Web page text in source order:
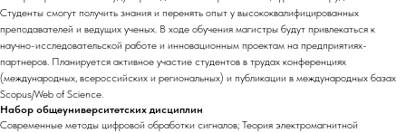
Студенты смогут получить знания и перенять опыт у высококвалифицированных
преподавателей и ведущих ученых. В ходе обучения магистры будут привлекаться к
научно-исследовательской работе и инновационным проектам на предприятиях-
партнеров. Планируется активное участие студентов в трудах конференциях
(международных, всероссийских и региональных) и публикации в международных базах
Scopus/Web of Science.
Набор общеуниверситетских дисциплин
Современные методы цифровой обработки сигналов; Теория электромагнитной